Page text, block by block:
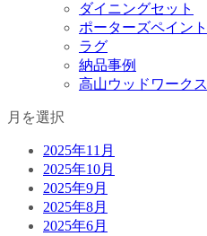
ダイニングセット
ポーターズペイント
ラグ
納品事例
高山ウッドワークス
月を選択
2025年11月
2025年10月
2025年9月
2025年8月
2025年6月